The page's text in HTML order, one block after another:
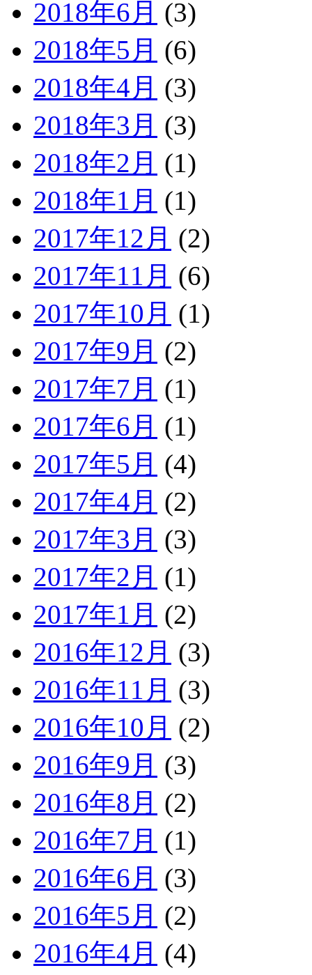
2018年6月 (3)
2018年5月 (6)
2018年4月 (3)
2018年3月 (3)
2018年2月 (1)
2018年1月 (1)
2017年12月 (2)
2017年11月 (6)
2017年10月 (1)
2017年9月 (2)
2017年7月 (1)
2017年6月 (1)
2017年5月 (4)
2017年4月 (2)
2017年3月 (3)
2017年2月 (1)
2017年1月 (2)
2016年12月 (3)
2016年11月 (3)
2016年10月 (2)
2016年9月 (3)
2016年8月 (2)
2016年7月 (1)
2016年6月 (3)
2016年5月 (2)
2016年4月 (4)